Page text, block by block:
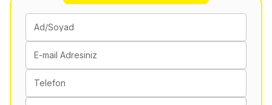
Ad/Soyad
E-mail Adresiniz
Telefon